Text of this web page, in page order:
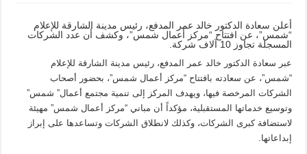
أعلن سعادة الدكتور خالد عمر المدفع، رئيس مدينة الشارقة للإعلام
“شمس”، عن افتتاح “مركز أعمال شمس”، وكشف أن عدد الشركات
المسجلة تجاوز 10 آلاف شركة.
عبر سعادة الدكتور خالد عمر المدفع، رئيس مدينة الشارقة للإعلام
“شمس”، عن سعادته بافتتاح “مركز أعمال شمس”، بحضور أصحاب
الشركات المرخصة فيها، ويهدف المركز إلى تنمية مجتمع أعمال” شمس”
وتوسيع خدماتها المستقبلية، مؤكداً أن مباني “مركز أعمال شمس” مهيئة
لاستضافة كبرى الشركات، وكذلك لانطلاق الشركات وتساعدها على إبراز
إبداعاتها.